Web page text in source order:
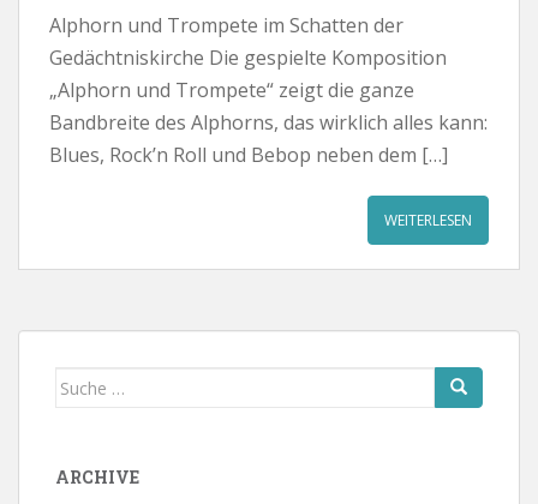
Alphorn und Trompete im Schatten der
Gedächtniskirche Die gespielte Komposition
„Alphorn und Trompete“ zeigt die ganze
Bandbreite des Alphorns, das wirklich alles kann:
Blues, Rock’n Roll und Bebop neben dem […]
WEITERLESEN
Suche
ARCHIVE